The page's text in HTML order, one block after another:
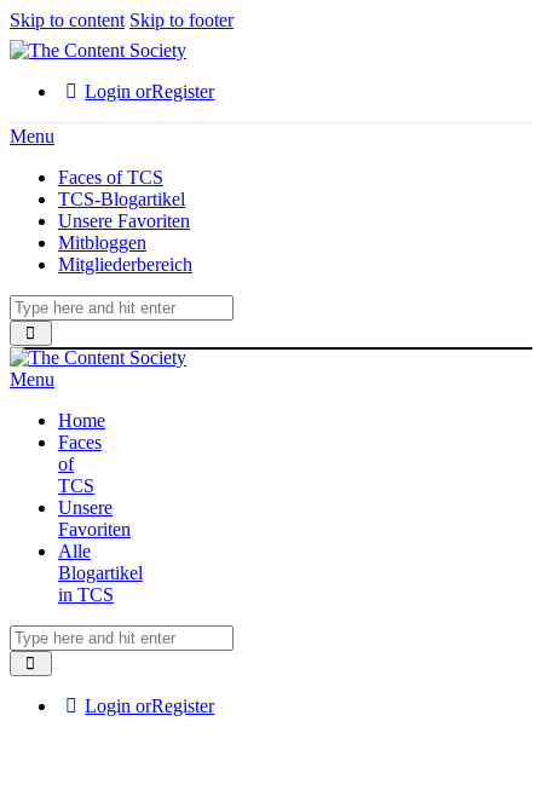
Skip to content Skip to footer
Login orRegister
Menu
Faces of TCS
TCS-Blogartikel
Unsere Favoriten
Mitbloggen
Mitgliederbereich
Menu
Home
Faces
of
TCS
Unsere
Favoriten
Alle
Blogartikel
in TCS
Login orRegister